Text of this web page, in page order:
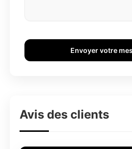
Envoyer votre
Avis des clients